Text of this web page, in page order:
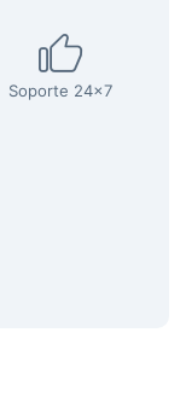
Soporte 24x7